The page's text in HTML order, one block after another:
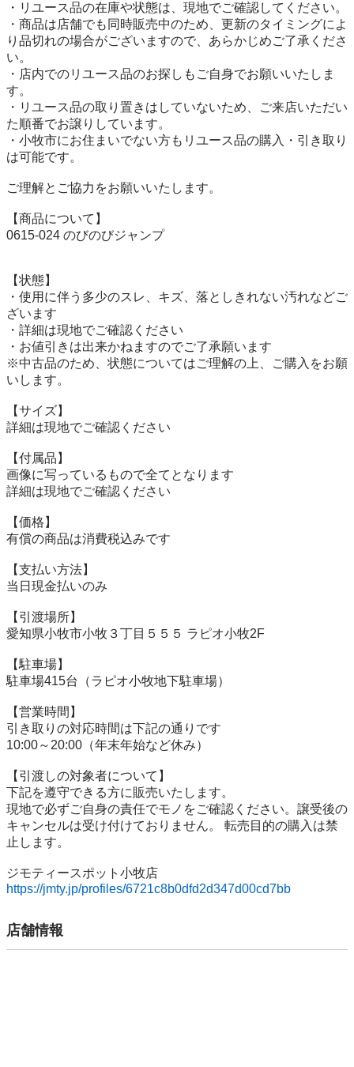
・リユース品の在庫や状態は、現地でご確認してください。
・商品は店舗でも同時販売中のため、更新のタイミングによ
り品切れの場合がございますので、あらかじめご了承くださ
い。
・店内でのリユース品のお探しもご自身でお願いいたしま
す。
・リユース品の取り置きはしていないため、ご来店いただい
た順番でお譲りしています。
・小牧市にお住まいでない方もリユース品の購入・引き取り
は可能です。
ご理解とご協力をお願いいたします。
【商品について】
0615-024 のびのびジャンプ
【状態】
・使用に伴う多少のスレ、キズ、落としきれない汚れなどご
ざいます
・詳細は現地でご確認ください
・お値引きは出来かねますのでご了承願います
※中古品のため、状態についてはご理解の上、ご購入をお願
いします。
【サイズ】
詳細は現地でご確認ください
【付属品】
画像に写っているもので全てとなります
詳細は現地でご確認ください
【価格】
有償の商品は消費税込みです
【⽀払い⽅法】
当⽇現⾦払いのみ
【引渡場所】
愛知県小牧市小牧３丁目５５５ ラピオ小牧2F
【駐⾞場】
駐車場415台（ラピオ小牧地下駐車場）
【営業時間】
引き取りの対応時間は下記の通りです
10:00～20:00（年末年始など休み）
【引渡しの対象者について】
下記を遵守できる⽅に販売いたします。
現地で必ずご⾃⾝の責任でモノをご確認ください。譲受後の
キャンセルは受け付けておりません。 転売⽬的の購⼊は禁
⽌します。
https://jmty.jp/profiles/6721c8b0dfd2d347d00cd7bb
店舗情報